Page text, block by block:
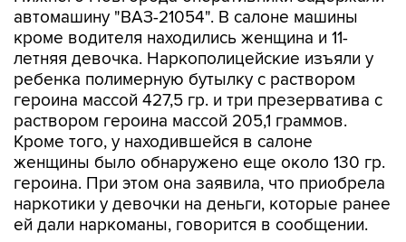
автомашину "ВАЗ-21054". В салоне машины
кроме водителя находились женщина и 11-
летняя девочка. Наркополицейские изъяли у
ребенка полимерную бутылку с раствором
героина массой 427,5 гр. и три презерватива с
раствором героина массой 205,1 граммов.
Кроме того, у находившейся в салоне
женщины было обнаружено еще около 130 гр.
героина. При этом она заявила, что приобрела
наркотики у девочки на деньги, которые ранее
ей дали наркоманы, говорится в сообщении.